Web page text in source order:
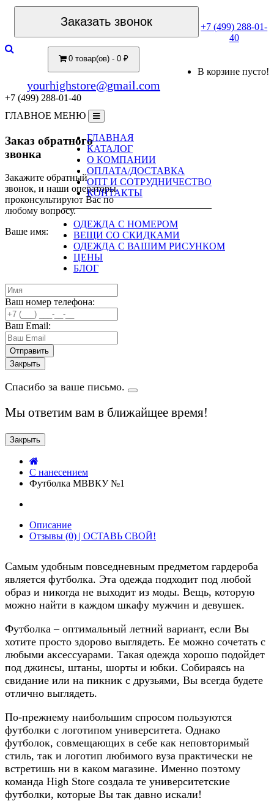
Заказать звонок
+7 (499) 288-01-
40
0 товар(ов) - 0 ₽
В корзине пусто!
yourhighstore@gmail.com
+7 (499) 288-01-40
ГЛАВНОЕ МЕНЮ
ГЛАВНАЯ
КАТАЛОГ
О КОМПАНИИ
ОПЛАТА/ДОСТАВКА
ОПТ И СОТРУДНИЧЕСТВО
КОНТАКТЫ
ОДЕЖДА С НОМЕРОМ
ВЕЩИ СО СКИДКАМИ
ОДЕЖДА С ВАШИМ РИСУНКОМ
ЦЕНЫ
БЛОГ
Заказ обратного
звонка
Закажите обратный
звонок, и наши операторы
проконсультируют Вас по
любому вопросу.
Ваше имя:
Ваш номер телефона:
Ваш Email:
Закрыть
Спасибо за ваше письмо.
Мы ответим вам в ближайщее время!
Закрыть
C нанесением
Футболка МВВКУ №1
Описание
Отзывы (0) | ОСТАВЬ СВОЙ!
Самым удобным повседневным предметом гардероба
является футболка. Эта одежда подходит под любой
образ и никогда не выходит из моды. Вещь, которую
можно найти в каждом шкафу мужчин и девушек.
Футболка – оптимальный летний вариант, если Вы
хотите просто здорово выглядеть. Ее можно сочетать с
любыми аксессуарами. Такая одежда хорошо подойдет
под джинсы, штаны, шорты и юбки. Собираясь на
свидание или на пикник с друзьями, Вы всегда будете
отлично выглядеть.
По-прежнему наибольшим спросом пользуются
футболки с логотипом университета. Однако
футболок, совмещающих в себе как неповторимый
стиль, так и логотип любимого вуза практически не
встретишь ни в каком магазине. Именно поэтому
команда High Store создала те университетские
футболки, которые Вы так давно искали!